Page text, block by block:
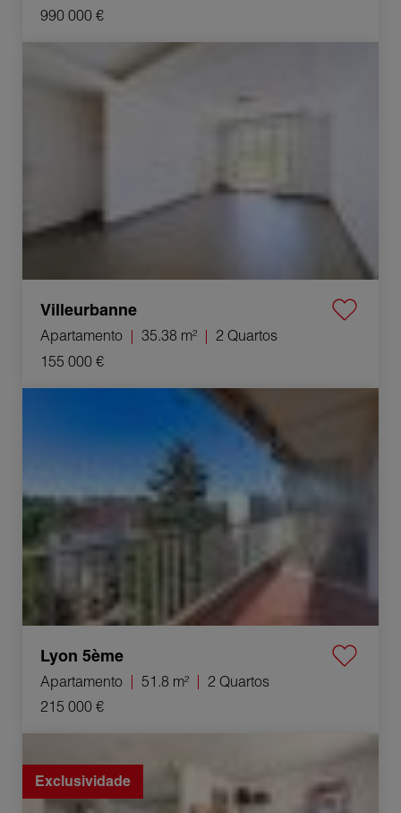
990 000 €
Venda Apartamento Villeurbanne 2 Quartos 35.38 m²
Villeurbanne
Apartamento 35.38 m²
2 Quartos
155 000 €
Venda Apartamento Lyon 5ème 2 Quartos 51.8 m²
Lyon 5ème
Apartamento 51.8 m²
2 Quartos
215 000 €
Exclusividade